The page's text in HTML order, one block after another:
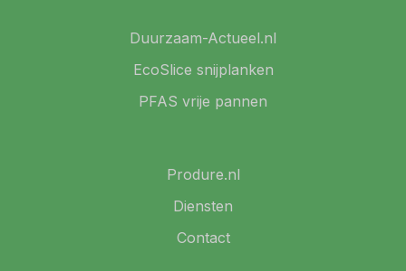
Duurzaam-Actueel.nl
EcoSlice snijplanken
PFAS vrije pannen
Produre.nl
Diensten
Contact